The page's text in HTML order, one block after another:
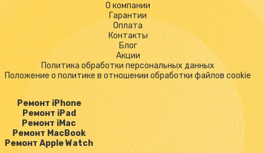
О компании
Гарантии
Оплата
Контакты
Блог
Акции
Политика обработки персональных данных
Положение о политике в отношении обработки файлов cookie
Ремонт iPhone
Ремонт iPad
Ремонт iMac
Ремонт MacBook
Ремонт Apple Watch